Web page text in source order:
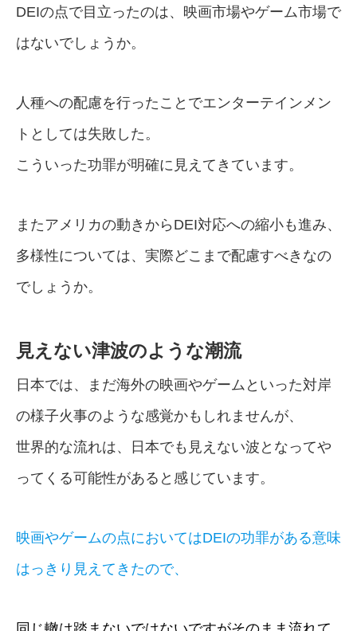
DEIの点で目立ったのは、映画市場やゲーム市場で
はないでしょうか。
人種への配慮を行ったことでエンターテインメン
トとしては失敗した。
こういった功罪が明確に見えてきています。
またアメリカの動きからDEI対応への縮小も進み、
多様性については、実際どこまで配慮すべきなの
でしょうか。
見えない津波のような潮流
日本では、まだ海外の映画やゲームといった対岸
の様子火事のような感覚かもしれませんが、
世界的な流れは、日本でも見えない波となってや
ってくる可能性があると感じています。
映画やゲームの点においてはDEIの功罪がある意味
はっきり見えてきたので、